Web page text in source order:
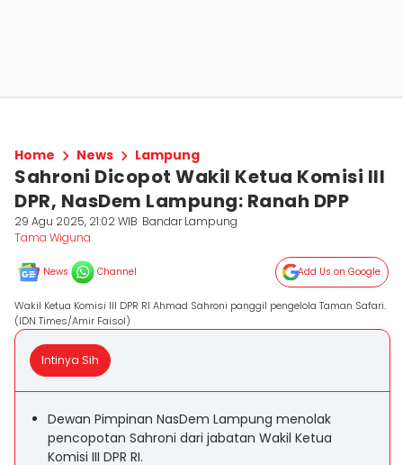
Home News Lampung
Sahroni Dicopot Wakil Ketua Komisi III
DPR, NasDem Lampung: Ranah DPP
29 Agu 2025, 21:02 WIB Bandar Lampung
Tama Wiguna
News Channel Add Us on Google
Wakil Ketua Komisi III DPR RI Ahmad Sahroni panggil pengelola Taman Safari.
(IDN Times/Amir Faisol)
Intinya Sih
Dewan Pimpinan NasDem Lampung menolak
pencopotan Sahroni dari jabatan Wakil Ketua
Komisi III DPR RI.